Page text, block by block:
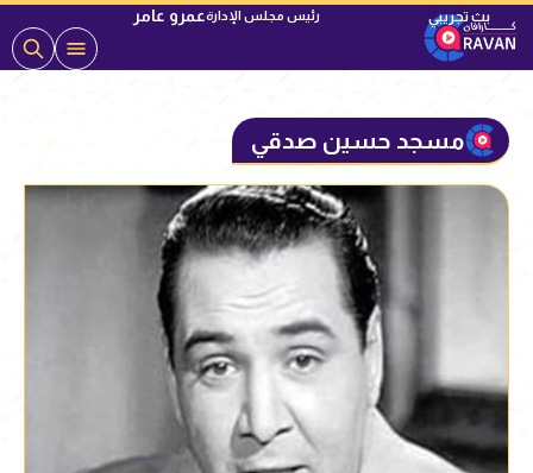
رئيس مجلس الإدارةعمرو عامر
مسجد حسين صدقي